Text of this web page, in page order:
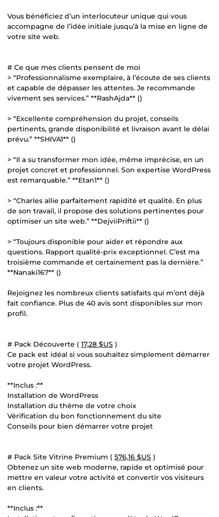
Vous bénéficiez d’un interlocuteur unique qui vous
accompagne de l’idée initiale jusqu’à la mise en ligne de
votre site web.
# Ce que mes clients pensent de moi
> “Professionnalisme exemplaire, à l’écoute de ses clients
et capable de dépasser les attentes. Je recommande
vivement ses services.” **RashAjda** ()
> “Excellente compréhension du projet, conseils
pertinents, grande disponibilité et livraison avant le délai
prévu.” **SHIVA1** ()
> “Il a su transformer mon idée, même imprécise, en un
projet concret et professionnel. Son expertise WordPress
est remarquable.” **Etan1** ()
> “Charles allie parfaitement rapidité et qualité. En plus
de son travail, il propose des solutions pertinentes pour
optimiser un site web.” **DejviiPriftii** ()
> “Toujours disponible pour aider et répondre aux
questions. Rapport qualité-prix exceptionnel. C’est ma
troisième commande et certainement pas la dernière.”
**Nanaki167** ()
Rejoignez les nombreux clients satisfaits qui m’ont déjà
fait confiance. Plus de 40 avis sont disponibles sur mon
profil.
# Pack Découverte ( 17,28 $US )
Ce pack est idéal si vous souhaitez simplement démarrer
votre projet WordPress.
**Inclus :**
Installation de WordPress
Installation du thème de votre choix
Vérification du bon fonctionnement du site
Conseils pour bien démarrer votre projet
# Pack Site Vitrine Premium ( 576,16 $US )
Obtenez un site web moderne, rapide et optimisé pour
mettre en valeur votre activité et convertir vos visiteurs
en clients.
**Inclus :**